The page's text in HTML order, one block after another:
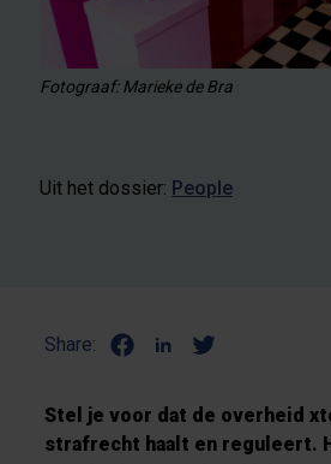
Fotograaf: Marieke de Bra
Uit het dossier: People
Share:
Stel je voor dat de overheid
strafrecht haalt en reguleert.